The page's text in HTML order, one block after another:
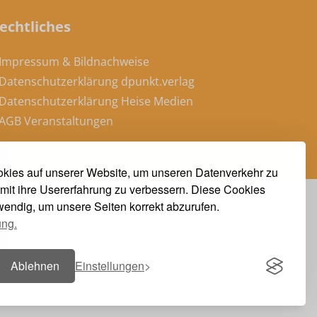
auf unserer Website, um unseren Datenverkehr zu
ihre Usererfahrung zu verbessern. Diese Cookies
um unsere Seiten korrekt abzurufen.
Ablehnen Einstellungen
& Bildnachweise
dpunkt.verlag
Heise Medien
Veranstaltungen